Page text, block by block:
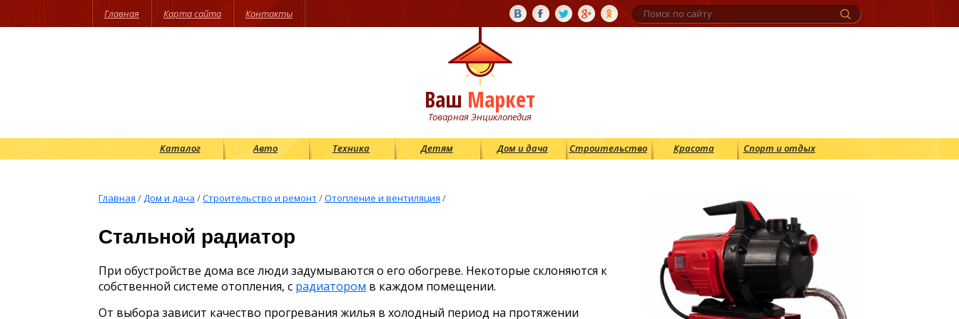
Главная Карта сайта Контакты
Ваш Маркет
Товарная Энциклопедия
Каталог Авто Техника Детям Дом и дача Строительство Красота Спорт и отдых
Главная /Дом и дача /Строительство и ремонт/Отопление и вентиляция /
Стальной радиатор
При обустройстве дома все люди задумываются о его обогреве. Некоторые склоняются к
собственной системе отопления, с радиатором в каждом помещении.
От выбора зависит качество прогревания жилья в холодный период на протяжении